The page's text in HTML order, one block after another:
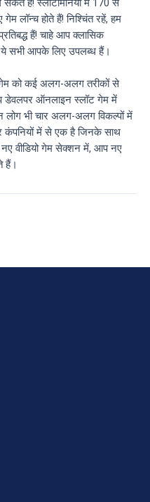
हैं! स्लॉटोमेनिया में 170 से
लॉन्च होते हैं! निश्चिंत रहें, हम
हैं! चाहे आप क्लासिक
ये सभी आपके लिए उपलब्ध हैं।
को कई अलग-अलग तरीकों से
ऑनलाइन स्लॉट गेम में
भी चार अलग-अलग विकल्पों में
में से एक है जिनके साथ
वीडियो गेम सेक्शन में, आप नए
हैं।